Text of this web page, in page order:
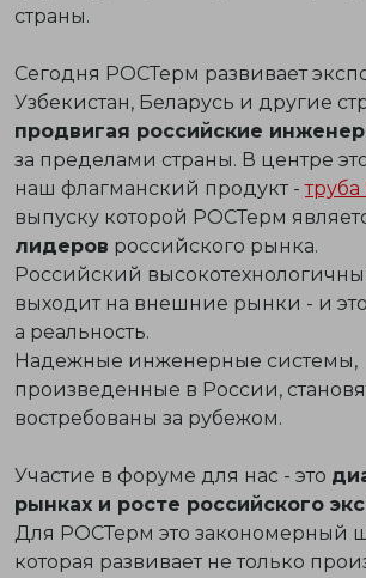
страны.
Сегодня РОСТерм развивает
Узбекистан, Беларусь и другие
продвигая российские
за пределами страны. В центре
наш флагманский продукт -труба
выпуску которой РОСТерм
лидеров российского рынка.
Российский
выходит на внешние рынки - и
а реальность.
Надежные инженерные системы,
произведенные в России,
востребованы за рубежом.
Участие в форуме для нас - это
рынках и росте российского
Для РОСТерм это закономерный
которая развивает не только